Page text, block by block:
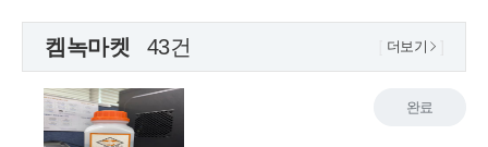
켐녹마켓 43건 더보기
완료